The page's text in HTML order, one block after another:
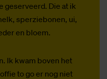
geserveerd. Die at ik
sperziebonen, ui,
en bloem.
Ik kwam boven het
to go er nog niet